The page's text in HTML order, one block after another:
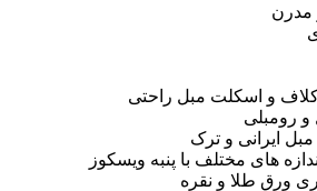
مدرن
و اسکلت مبل راحتی
رومبلی
ایرانی و ترک
های مختلف با پنبه ویسکوز
ورق طلا و نقره